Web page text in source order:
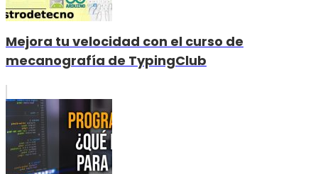
Mejora tu velocidad con el curso de
mecanografía de TypingClub